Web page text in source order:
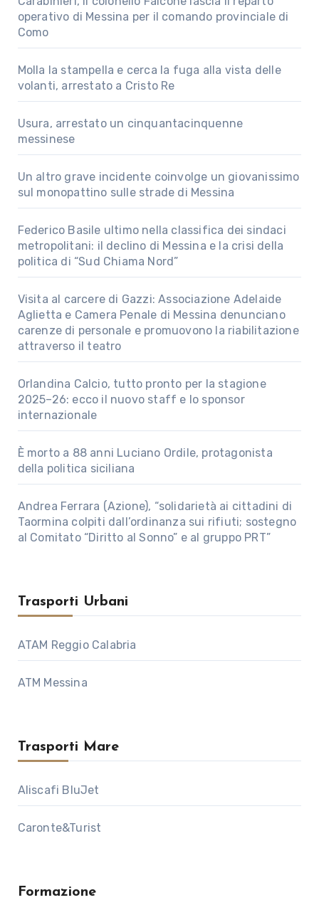
operativo di Messina per il comando provinciale di
Como
Molla la stampella e cerca la fuga alla vista delle
volanti, arrestato a Cristo Re
Usura, arrestato un cinquantacinquenne
messinese
Un altro grave incidente coinvolge un giovanissimo
sul monopattino sulle strade di Messina
Federico Basile ultimo nella classifica dei sindaci
metropolitani: il declino di Messina e la crisi della
politica di “Sud Chiama Nord”
Visita al carcere di Gazzi: Associazione Adelaide
Aglietta e Camera Penale di Messina denunciano
carenze di personale e promuovono la riabilitazione
attraverso il teatro
Orlandina Calcio, tutto pronto per la stagione
2025–26: ecco il nuovo staff e lo sponsor
internazionale
È morto a 88 anni Luciano Ordile, protagonista
della politica siciliana
Andrea Ferrara (Azione), “solidarietà ai cittadini di
Taormina colpiti dall’ordinanza sui rifiuti; sostegno
al Comitato “Diritto al Sonno” e al gruppo PRT”
Trasporti Urbani
ATAM Reggio Calabria
ATM Messina
Trasporti Mare
Aliscafi BluJet
Caronte&Turist
Formazione